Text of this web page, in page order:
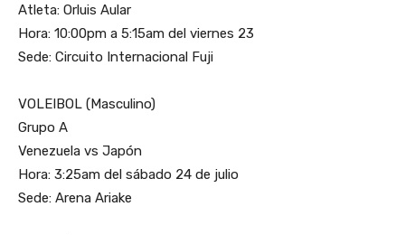
Atleta: Orluis Aular
Hora: 10:00pm a 5:15am del viernes 23
Sede: Circuito Internacional Fuji
VOLEIBOL (Masculino)
Grupo A
Venezuela vs Japón
Hora: 3:25am del sábado 24 de julio
Sede: Arena Ariake